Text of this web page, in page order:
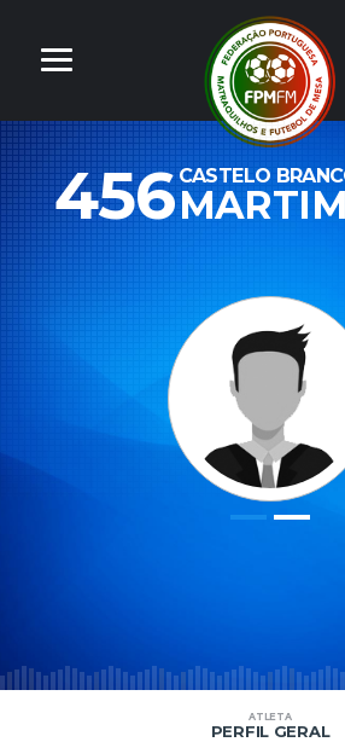
456 CASTELO
ATLETA
PERFIL GERAL